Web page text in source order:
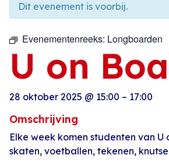
Dit evenement is voorbij.
Evenementenreeks: Longboarden
U on
28 oktober 2025 @ 15:00 – 17:00
Omschrijving
Elke week komen studenten van
skaten, voetballen, tekenen,